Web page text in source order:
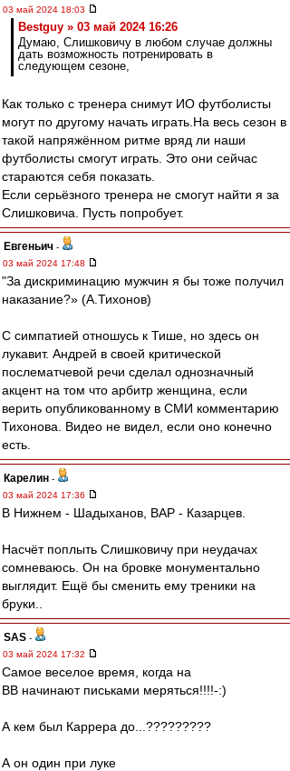
03 май 2024 18:03
Bestguy » 03 май 2024 16:26
Думаю, Слишковичу в любом случае должны
дать возможность потренировать в
следующем сезоне,
Как только с тренера снимут ИО футболисты
могут по другому начать играть.На весь сезон в
такой напряжённом ритме вряд ли наши
футболисты смогут играть. Это они сейчас
стараются себя показать.
Если серьёзного тренера не смогут найти я за
Слишковича. Пусть попробует.
Евгеньич -
03 май 2024 17:48
"За дискриминацию мужчин я бы тоже получил
наказание?» (А.Тихонов)
С симпатией отношусь к Тише, но здесь он
лукавит. Андрей в своей критической
послематчевой речи сделал однозначный
акцент на том что арбитр женщина, если
верить опубликованному в СМИ комментарию
Тихонова. Видео не видел, если оно конечно
есть.
Карелин -
03 май 2024 17:36
В Нижнем - Шадыханов, ВАР - Казарцев.
Насчёт поплыть Слишковичу при неудачах
сомневаюсь. Он на бровке монументально
выглядит. Ещё бы сменить ему треники на
бруки..
SAS -
03 май 2024 17:32
Самое веселое время, когда на
ВВ начинают письками меряться!!!!-:)
А кем был Каррера до...?????????
А он один при луке